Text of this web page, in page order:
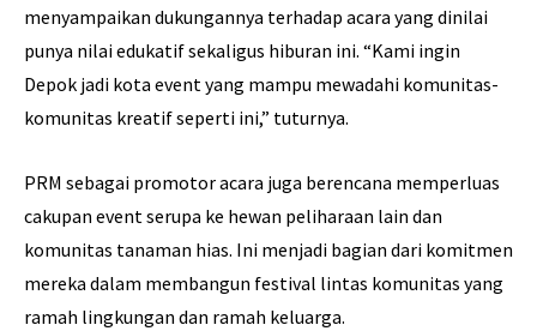
menyampaikan dukungannya terhadap acara yang dinilai
punya nilai edukatif sekaligus hiburan ini. “Kami ingin
Depok jadi kota event yang mampu mewadahi komunitas-
komunitas kreatif seperti ini,” tuturnya.
PRM sebagai promotor acara juga berencana memperluas
cakupan event serupa ke hewan peliharaan lain dan
komunitas tanaman hias. Ini menjadi bagian dari komitmen
mereka dalam membangun festival lintas komunitas yang
ramah lingkungan dan ramah keluarga.